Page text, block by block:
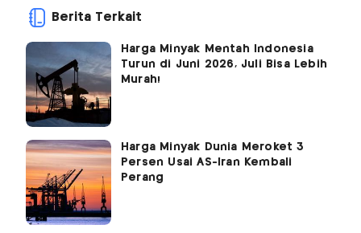
Berita Terkait
Harga Minyak Mentah Indonesia
Turun di Juni 2026, Juli Bisa Lebih
Murah!
Harga Minyak Dunia Meroket 3
Persen Usai AS-Iran Kembali
Perang